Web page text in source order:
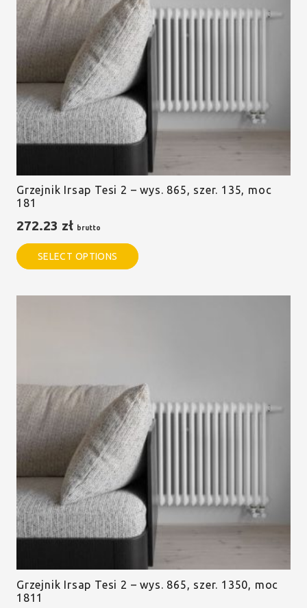
Grzejnik Irsap Tesi 2 – wys. 865, szer. 135, moc
181
272.23 zł brutto
SELECT OPTIONS
Grzejnik Irsap Tesi 2 – wys. 865, szer. 1350, moc
1811